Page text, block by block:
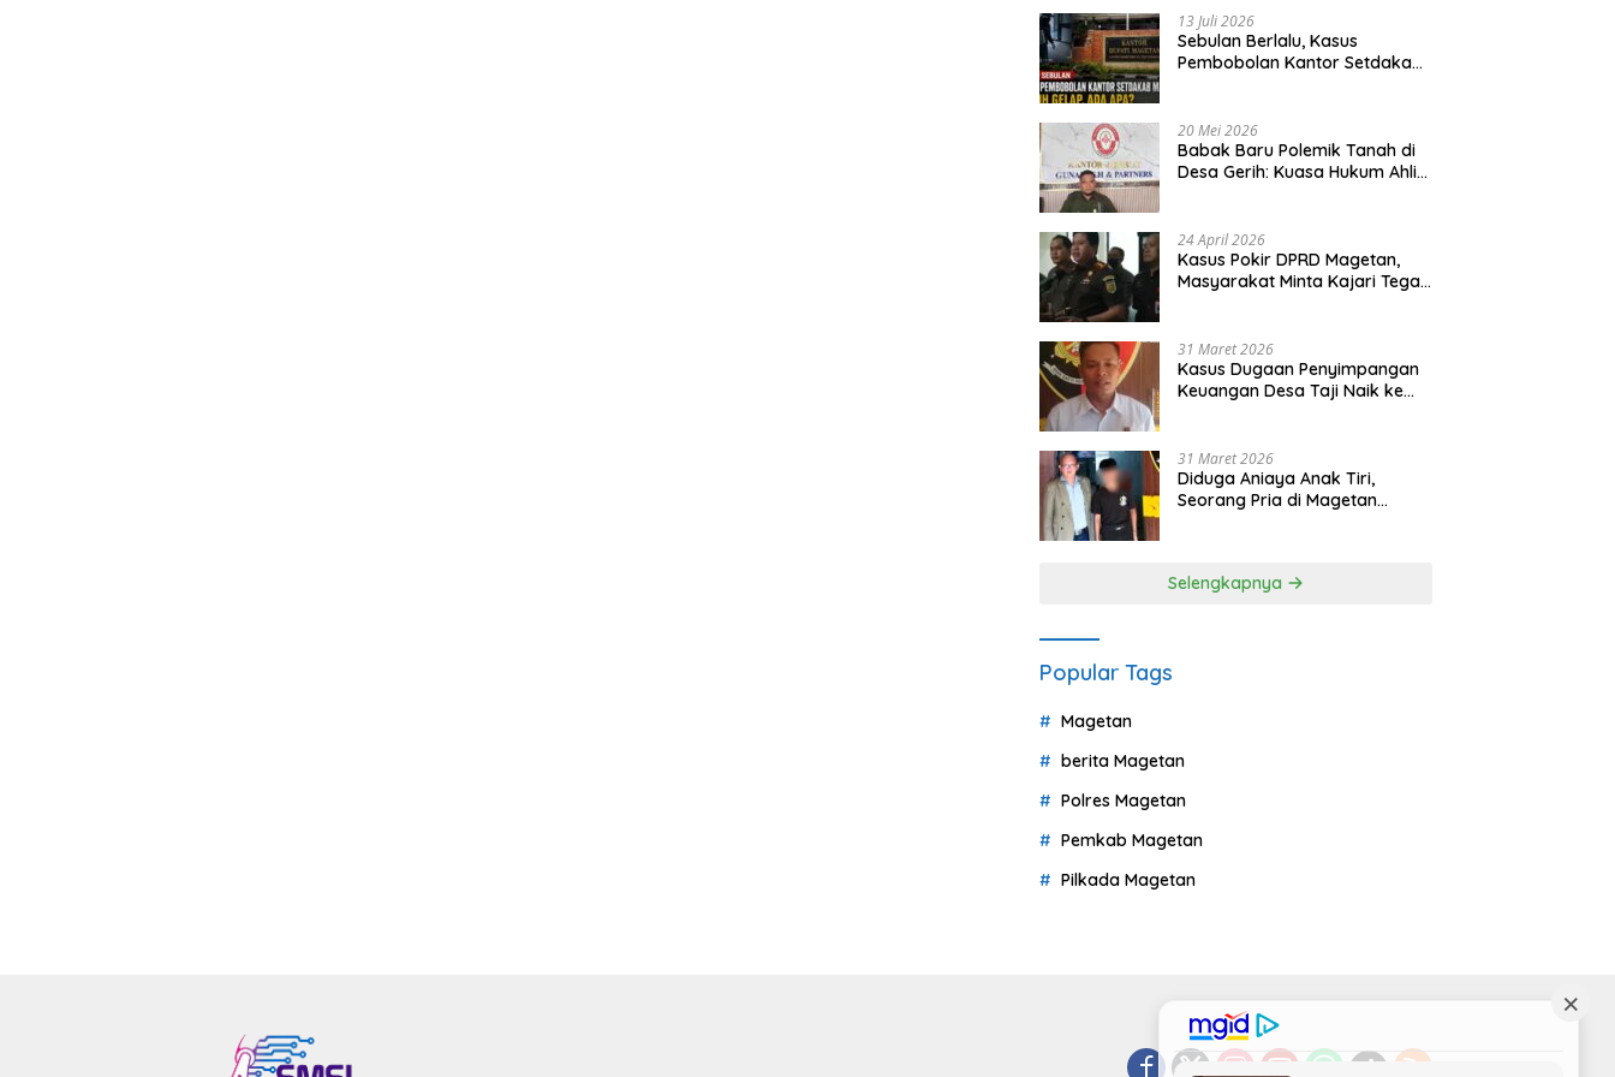
13 Juli 2026
Sebulan Berlalu, Kasus
Pembobolan Kantor Setdakab
20 Mei 2026
Babak Baru Polemik Tanah di
Desa Gerih: Kuasa Hukum Ahli
24 April 2026
Kasus Pokir DPRD Magetan,
Masyarakat Minta Kajari Tegak
31 Maret 2026
Kasus Dugaan Penyimpangan
Keuangan Desa Taji Naik ke
31 Maret 2026
Diduga Aniaya Anak Tiri,
Seorang Pria di Magetan
Selengkapnya
Popular Tags
Magetan
berita Magetan
Polres Magetan
Pemkab Magetan
Pilkada Magetan